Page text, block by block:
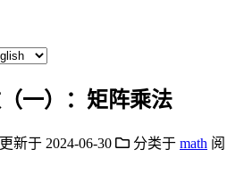
一）：矩阵乘法
更新于 2024-06-30 分类于 math 阅